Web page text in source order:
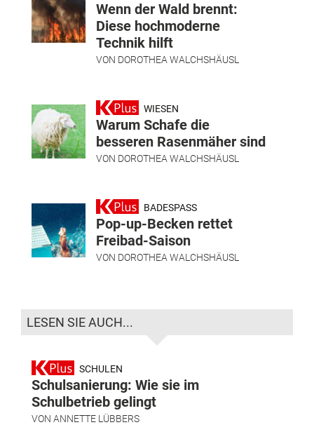
Wenn der Wald brennt:
Diese hochmoderne
Technik hilft
VON DOROTHEA WALCHSHÄUSL
WIESEN
Warum Schafe die
besseren Rasenmäher sind
VON DOROTHEA WALCHSHÄUSL
BADESPASS
Pop-up-Becken rettet
Freibad-Saison
VON DOROTHEA WALCHSHÄUSL
LESEN SIE AUCH...
SCHULEN
Schulsanierung: Wie sie im
Schulbetrieb gelingt
VON ANNETTE LÜBBERS